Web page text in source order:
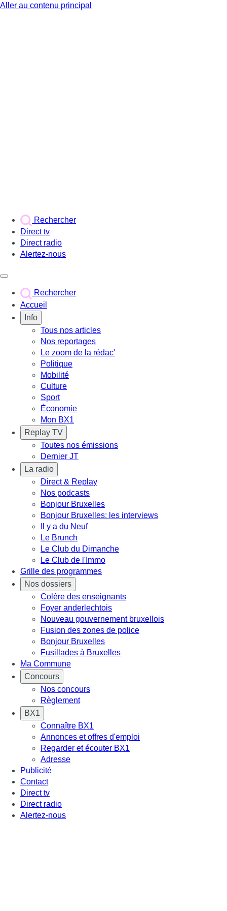
Aller au contenu principal
Rechercher
Direct tv
Direct radio
Alertez-nous
Rechercher
Accueil
Info
Tous nos articles
Nos reportages
Le zoom de la rédac'
Politique
Mobilité
Culture
Sport
Économie
Mon BX1
Replay TV
Toutes nos émissions
Dernier JT
La radio
Direct & Replay
Nos podcasts
Bonjour Bruxelles
Bonjour Bruxelles: les interviews
Il y a du Neuf
Le Brunch
Le Club du Dimanche
Le Club de l'Immo
Grille des programmes
Nos dossiers
Colère des enseignants
Foyer anderlechtois
Nouveau gouvernement bruxellois
Fusion des zones de police
Bonjour Bruxelles
Fusillades à Bruxelles
Ma Commune
Concours
Nos concours
Règlement
BX1
Connaître BX1
Annonces et offres d'emploi
Regarder et écouter BX1
Adresse
Publicité
Contact
Direct tv
Direct radio
Alertez-nous